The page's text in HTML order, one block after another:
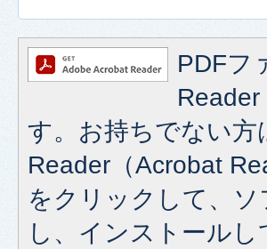
PDFフ
す。お持ちでない方
Reader（Acrobat
をクリックして、
し、インストール